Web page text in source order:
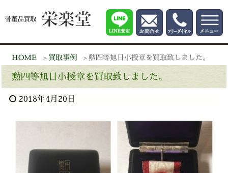
HOME 買取事例 勲四等旭日小授章を買取致しました。
勲四等旭日小授章を買取致しました。
2018年4月20日